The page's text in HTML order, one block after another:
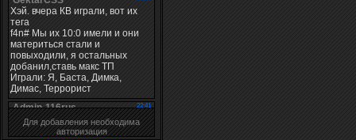
Для добавления необходима
авторизация